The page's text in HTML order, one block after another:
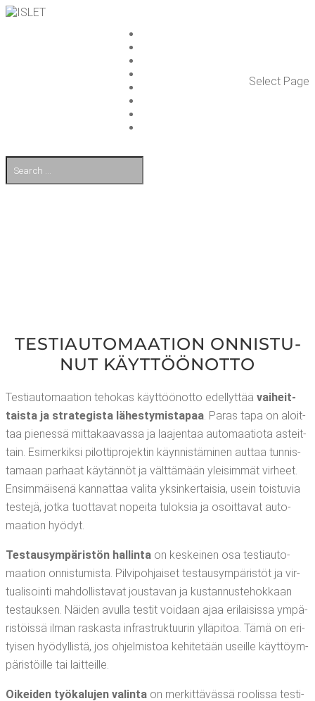
Select Page
TES­TI­AU­TO­MAA­TION ONNIS­TU­
NUT KÄYTTÖÖNOTTO
Tes­ti­au­to­maa­tion teho­kas käyt­töön­ot­to edel­lyt­tää vai­heit­
tais­ta ja stra­te­gis­ta lähes­ty­mis­ta­paa. Paras tapa on aloit­
taa pie­nes­sä mit­ta­kaa­vas­sa ja laa­jen­taa auto­maa­tio­ta asteit­
tain. Esi­mer­kik­si pilot­ti­pro­jek­tin käyn­nis­tä­mi­nen aut­taa tun­nis­
ta­maan par­haat käy­tän­nöt ja vält­tä­mään ylei­sim­mät vir­heet.
Ensim­mäi­se­nä kan­nat­taa vali­ta yksin­ker­tai­sia, usein tois­tu­via
tes­te­jä, jot­ka tuot­ta­vat nopei­ta tulok­sia ja osoit­ta­vat auto­
maa­tion hyödyt.
Tes­tausym­pä­ris­tön hal­lin­ta on kes­kei­nen osa tes­ti­au­to­
maa­tion onnis­tu­mis­ta. Pil­vi­poh­jai­set tes­tausym­pä­ris­töt ja vir­
tua­li­soin­ti mah­dol­lis­ta­vat jous­ta­van ja kus­tan­nus­te­hok­kaan
tes­tauk­sen. Näi­den avul­la tes­tit voi­daan ajaa eri­lai­sis­sa ympä­
ris­töis­sä ilman ras­kas­ta infra­struk­tuu­rin yllä­pi­toa. Tämä on eri­
tyi­sen hyö­dyl­lis­tä, jos ohjel­mis­toa kehi­te­tään useil­le käyt­töym­
pä­ris­töil­le tai laitteille.
Oikei­den työ­ka­lu­jen valin­ta on mer­kit­tä­väs­sä roo­lis­sa tes­ti­